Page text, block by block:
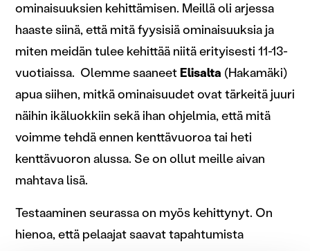
ominaisuuksien kehittämisen. Meillä oli arjessa
haaste siinä, että mitä fyysisiä ominaisuuksia ja
miten meidän tulee kehittää niitä erityisesti 11-13-
vuotiaissa. Olemme saaneetElisalta (Hakamäki)
apua siihen, mitkä ominaisuudet ovat tärkeitä juuri
näihin ikäluokkiin sekä ihan ohjelmia, että mitä
voimme tehdä ennen kenttävuoroa tai heti
kenttävuoron alussa. Se on ollut meille aivan
mahtava lisä.
Testaaminen seurassa on myös kehittynyt. On
hienoa, että pelaajat saavat tapahtumista